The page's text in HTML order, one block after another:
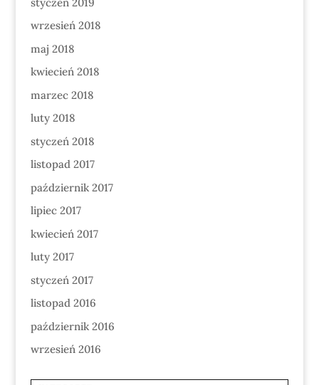
wrzesień 2018
maj 2018
kwiecień 2018
marzec 2018
luty 2018
styczeń 2018
listopad 2017
październik 2017
lipiec 2017
kwiecień 2017
luty 2017
styczeń 2017
listopad 2016
październik 2016
wrzesień 2016